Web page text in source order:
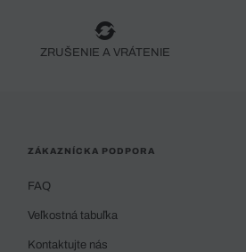
ZRUŠENIE A VRÁTENIE
ZÁKAZNÍCKA PODPORA
FAQ
Veľkostná tabuľka
Kontaktujte nás